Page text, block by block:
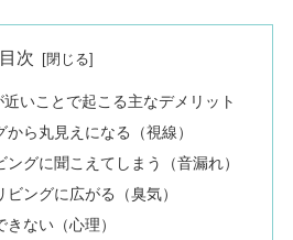
目次
いことで起こる主なデメリット
から丸見えになる（視線）
ングに聞こえてしまう（音漏れ）
ビングに広がる（臭気）
ない（心理）